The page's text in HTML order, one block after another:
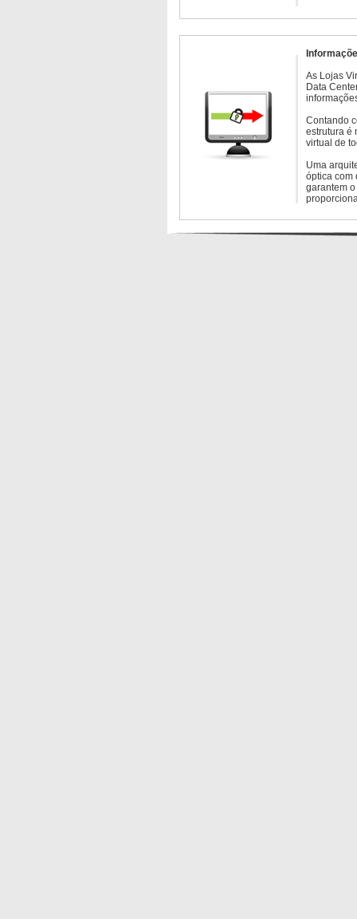
As Lojas
Data
Contando
estrutura é
virtual de
Uma
óptica com
garantem